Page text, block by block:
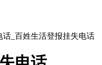
话_百姓生活登报挂失电话